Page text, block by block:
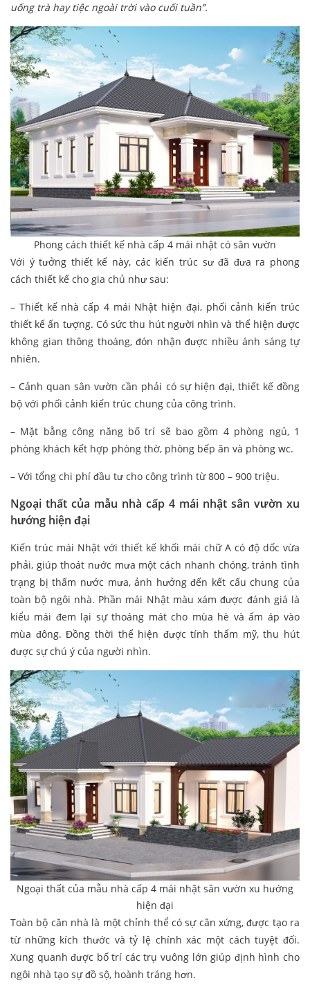
uống trà hay tiệc ngoài trời vào cuối tuần”.
Phong cách thiết kế nhà cấp 4 mái nhật có sân vườn
Với ý tưởng thiết kế này, các kiến trúc sư đã đưa ra phong
cách thiết kế cho gia chủ như sau:
– Thiết kế nhà cấp 4 mái Nhật hiện đại, phối cảnh kiến trúc
thiết kế ấn tượng. Có sức thu hút người nhìn và thể hiện được
không gian thông thoáng, đón nhận được nhiều ánh sáng tự
nhiên.
– Cảnh quan sân vườn cần phải có sự hiện đại, thiết kế đồng
bộ với phối cảnh kiến trúc chung của công trình.
– Mặt bằng công năng bố trí sẽ bao gồm 4 phòng ngủ, 1
phòng khách kết hợp phòng thờ, phòng bếp ăn và phòng wc.
– Với tổng chi phí đầu tư cho công trình từ 800 – 900 triệu.
Ngoại thất của mẫu nhà cấp 4 mái nhật sân vườn xu
hướng hiện đại
Kiến trúc mái Nhật với thiết kế khối mái chữ A có độ dốc vừa
phải, giúp thoát nước mưa một cách nhanh chóng, tránh tình
trạng bị thấm nước mưa, ảnh hưởng đến kết cấu chung của
toàn bộ ngôi nhà. Phần mái Nhật màu xám được đánh giá là
kiểu mái đem lại sự thoáng mát cho mùa hè và ấm áp vào
mùa đông. Đồng thời thể hiện được tính thẩm mỹ, thu hút
được sự chú ý của người nhìn.
Ngoại thất của mẫu nhà cấp 4 mái nhật sân vườn xu hướng
hiện đại
Toàn bộ căn nhà là một chỉnh thể có sự cân xứng, được tạo ra
từ những kích thước và tỷ lệ chính xác một cách tuyệt đối.
Xung quanh được bố trí các trụ vuông lớn giúp định hình cho
ngôi nhà tạo sự đồ sộ, hoành tráng hơn.